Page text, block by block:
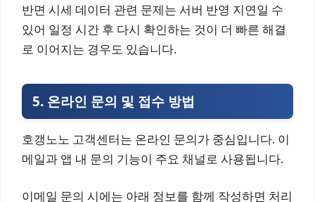
반면 시세 데이터 관련 문제는 서버 반영 지연일 수
있어 일정 시간 후 다시 확인하는 것이 더 빠른 해결
로 이어지는 경우도 있습니다.
5. 온라인 문의 및 접수 방법
호갱노노 고객센터는 온라인 문의가 중심입니다. 이
메일과 앱 내 문의 기능이 주요 채널로 사용됩니다.
이메일 문의 시에는 아래 정보를 함께 작성하면 처리